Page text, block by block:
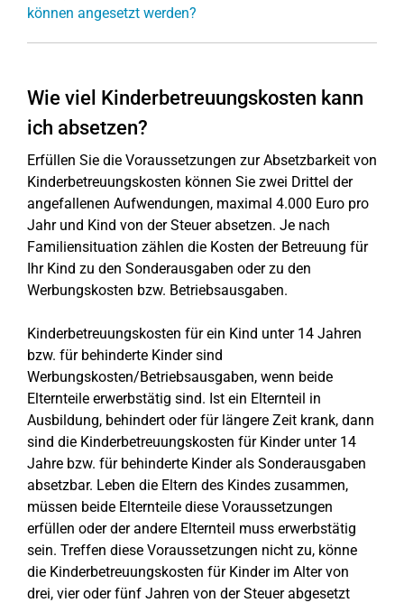
können angesetzt werden?
Wie viel Kinderbetreuungskosten kann
ich absetzen?
Erfüllen Sie die Voraussetzungen zur Absetzbarkeit von
Kinderbetreuungskosten können Sie zwei Drittel der
angefallenen Aufwendungen, maximal 4.000 Euro pro
Jahr und Kind von der Steuer absetzen. Je nach
Familiensituation zählen die Kosten der Betreuung für
Ihr Kind zu den Sonderausgaben oder zu den
Werbungskosten bzw. Betriebsausgaben.
Kinderbetreuungskosten für ein Kind unter 14 Jahren
bzw. für behinderte Kinder sind
Werbungskosten/Betriebsausgaben, wenn beide
Elternteile erwerbstätig sind. Ist ein Elternteil in
Ausbildung, behindert oder für längere Zeit krank, dann
sind die Kinderbetreuungskosten für Kinder unter 14
Jahre bzw. für behinderte Kinder als Sonderausgaben
absetzbar. Leben die Eltern des Kindes zusammen,
müssen beide Elternteile diese Voraussetzungen
erfüllen oder der andere Elternteil muss erwerbstätig
sein. Treffen diese Voraussetzungen nicht zu, könne
die Kinderbetreuungskosten für Kinder im Alter von
drei, vier oder fünf Jahren von der Steuer abgesetzt